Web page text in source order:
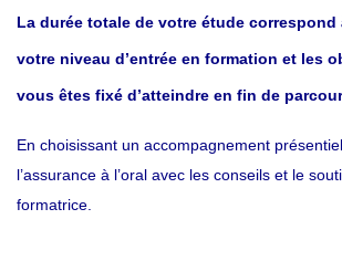
La durée totale de votre étude correspond
votre niveau d’entrée en formation et les
vous êtes fixé d’atteindre en fin de
En choisissant un accompagnement
l’assurance à l’oral avec les conseils et le
formatrice.